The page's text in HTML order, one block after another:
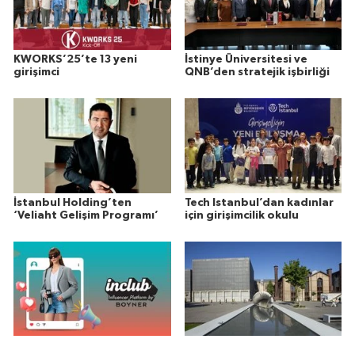
KWORKS’25’te 13 yeni
girişimci
İstinye Üniversitesi ve
QNB’den stratejik işbirliği
İstanbul Holding’ten
‘Veliaht Gelişim Programı’
Tech Istanbul’dan kadınlar
için girişimcilik okulu